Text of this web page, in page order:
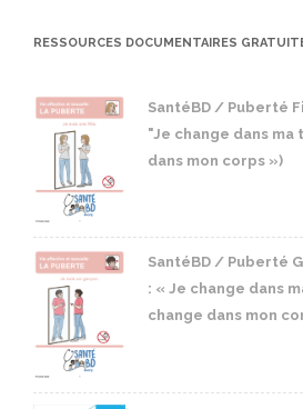
RESSOURCES DOCUMENTAIRES
SantéBD / Puberté
"Je change dans
dans mon corps »)
SantéBD / Puberté
: « Je change dans
change dans mon